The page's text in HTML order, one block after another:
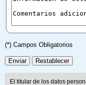
(*) Campos Obligatorios
El titular de los datos